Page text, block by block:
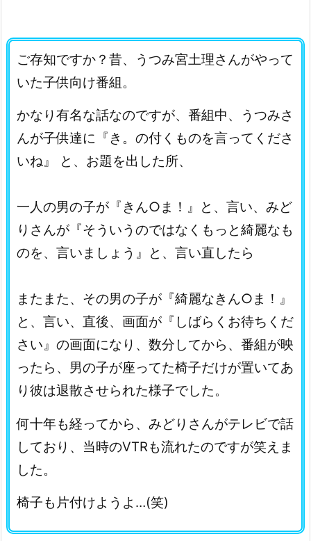
ご存知ですか？昔、うつみ宮土理さんがやって
いた子供向け番組。
かなり有名な話なのですが、番組中、うつみさ
んが子供達に『き。の付くものを言ってくださ
いね』 と、お題を出した所、
一人の男の子が『きん○ま！』と、言い、みど
りさんが『そういうのではなくもっと綺麗なも
のを、言いましょう』と、言い直したら
またまた、その男の子が『綺麗なきん○ま！』
と、言い、直後、画面が『しばらくお待ちくだ
さい』の画面になり、数分してから、番組が映
ったら、男の子が座ってた椅子だけが置いてあ
り彼は退散させられた様子でした。
何十年も経ってから、みどりさんがテレビで話
しており、当時のVTRも流れたのですが笑えま
した。
椅子も片付けようよ…(笑)